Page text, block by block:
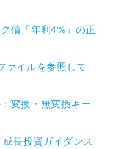
債「年利4%」の正
ァイルを参照して
変換・無変換キー
長投資ガイダンス